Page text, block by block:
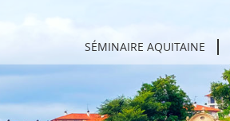
SÉMINAIRE AQUITAINE